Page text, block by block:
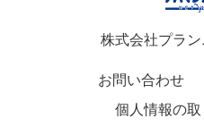
株式会社プラ
お問い合わせ
個人情報の